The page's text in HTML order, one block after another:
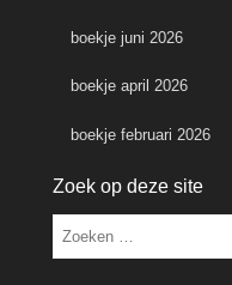
boekje juni 2026
boekje april 2026
boekje februari 2026
Zoek op deze site
Zoeken